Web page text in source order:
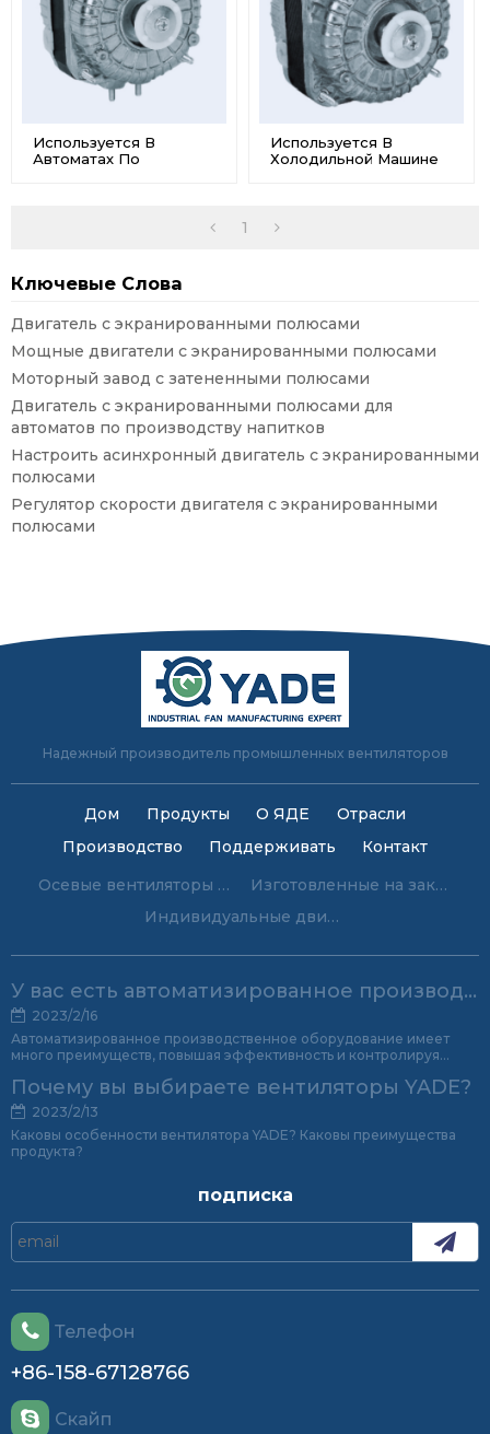
Используется В
Автоматах По
Используется В
Холодильной Машине
Мотором X - 25
1
Ключевые Слова
Двигатель с экранированными полюсами
Мощные двигатели с экранированными полюсами
Моторный завод с затененными полюсами
Двигатель с экранированными полюсами для
автоматов по производству напитков
Настроить асинхронный двигатель с экранированными
полюсами
Регулятор скорости двигателя с экранированными
полюсами
Надежный производитель промышленных вентиляторов
Дом Продукты О ЯДЕ
Отрасли
Производство
Поддерживать
Контакт
Осевые вентиляторы на заказ
Изготовленные на заказ центробежные вентиляторы
Индивидуальные двигатели с экранированными полюсами
У вас есть автоматизированное производственное оборудование?
2023/2/16
Автоматизированное производственное оборудование имеет
много преимуществ, повышая эффективность и контролируя
Почему вы выбираете вентиляторы YADE?
2023/2/13
Каковы особенности вентилятора YADE? Каковы преимущества
продукта?
подписка
Телефон
+86-158-67128766
Скайп